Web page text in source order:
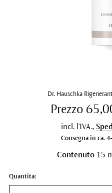
Dr. Hauschka
Prezzo
incl. l'IVA.,
Consegna in ca.
Contenuto 15
Quantità: